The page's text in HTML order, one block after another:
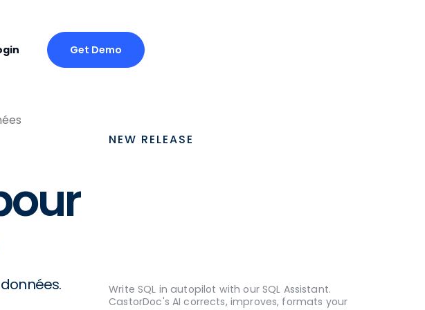
Get Demo
NEW RELEASE
Write SQL in autopilot with our SQL Assistant.
CastorDoc's AI corrects, improves, formats your